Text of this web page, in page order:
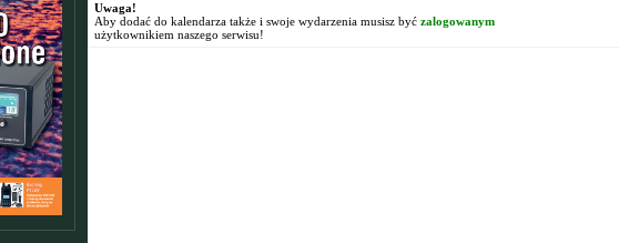
Uwaga!
Aby dodać do kalendarza także i swoje wydarzenia musisz być zalogowanym
użytkownikiem naszego serwisu!